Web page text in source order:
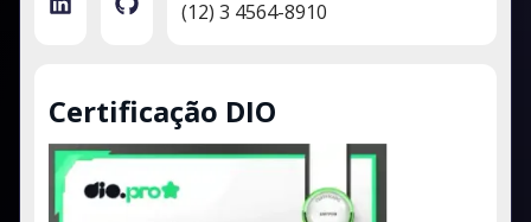
(12) 3 4564-8910
Certificação DIO